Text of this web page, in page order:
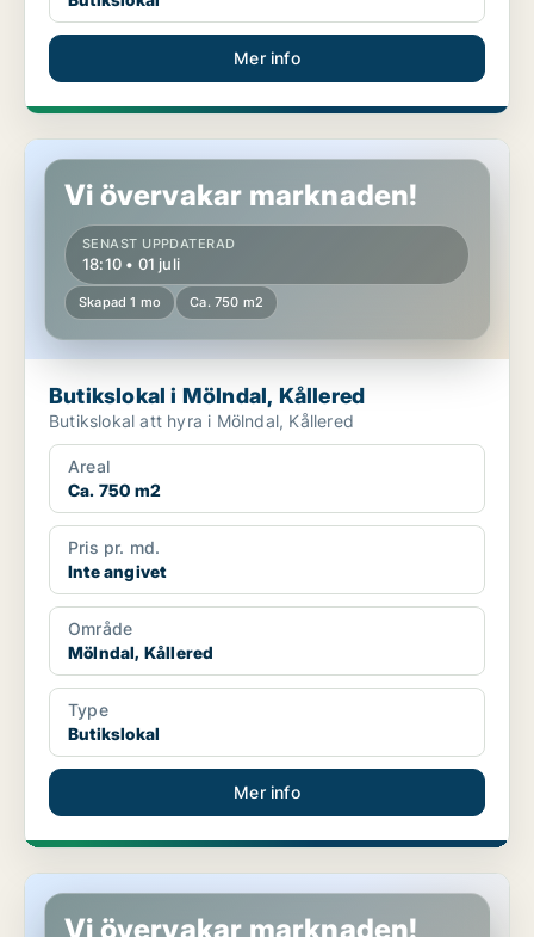
Mer info
Butikslokal i Mölndal, Kållered
Vi övervakar marknaden!
SENAST UPPDATERAD
18:10 • 01 juli
Skapad 1 mo Ca. 750 m2
Butikslokal i Mölndal, Kållered
Butikslokal att hyra i Mölndal, Kållered
Areal
Ca. 750 m2
Pris pr. md.
Inte angivet
Område
Mölndal, Kållered
Type
Butikslokal
Mer info
Butikslokal i Mölndal
Vi övervakar marknaden!